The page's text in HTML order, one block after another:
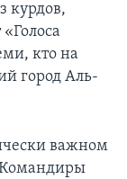
курдов,
кто на
город Аль-
важном